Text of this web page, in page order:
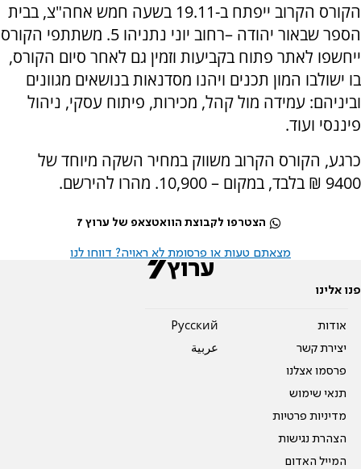
הקורס הקרוב ייפתח ב-19.11 בשעה חמש אחה"צ, בבית
הספר שבאור יהודה –רחוב יוני נתניהו 5. משתתפי הקורס
ייחשפו לאתר פתוח בקביעות וזמין גם לאחר סיום הקורס,
בו ישולבו המון תכנים ויהנו מסדנאות בנושאים מגוונים
וביניהם: עמידה מול קהל, מכירות, פיתוח עסקי, ניהול
פיננסי ועוד.
כרגע, הקורס הקרוב משווק במחיר השקה מיוחד של
9400 ₪ בלבד, במקום – 10,900. מהרו להירשם.
הצטרפו לקבוצת הוואטצאפ של ערוץ 7
מצאתם טעות או פרסומת לא ראויה? דווחו לנו
פנו אלינו
אודות
יצירת קשר
פרסמו אצלנו
תנאי שימוש
מדיניות פרטיות
הצהרת נגישות
המייל האדום
Pусский
عربية